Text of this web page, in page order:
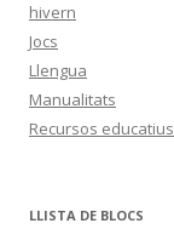
hivern
Jocs
Llengua
Manualitats
Recursos educatius
LLISTA DE BLOCS